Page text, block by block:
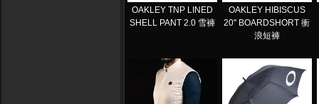
OAKLEY TNP LINED
SHELL PANT 2.0 雪褲
OAKLEY HIBISCUS
20'' BOARDSHORT 衝
浪短褲